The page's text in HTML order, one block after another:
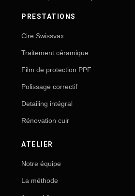
PRESTATIONS
Cire Swissvax
Traitement céramique
Film de protection PPF
Polissage correctif
Detailing intégral
Rénovation cuir
ATELIER
Notre équipe
La méthode